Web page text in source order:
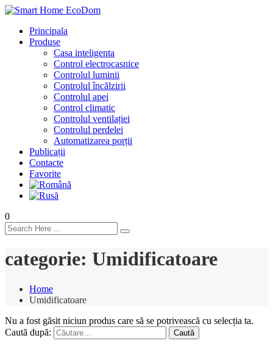
Principala
Produse
Casa inteligenta
Control electrocasnice
Controlul luminii
Controlul încălzirii
Controlul apei
Control climatic
Controlul ventilației
Сontrolul perdelei
Automatizarea porții
Publicații
Contacte
Favorite
0
categorie: Umidificatoare
Home
Umidificatoare
Nu a fost găsit niciun produs care să se potrivească cu selecția ta.
Caută după: